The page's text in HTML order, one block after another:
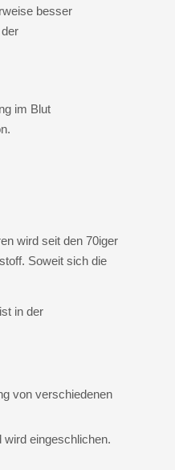
besser
im Blut
wird seit den 70iger
Soweit sich die
in der
von verschiedenen
wird eingeschlichen.